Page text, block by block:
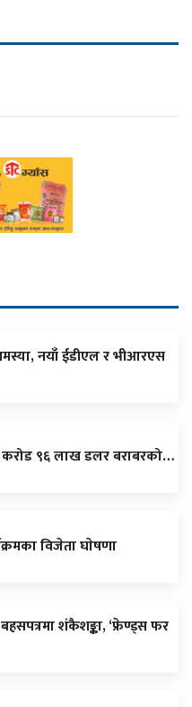
नयाँ ईडीएल र भीआरएस
९६ लाख डलर बराबरको…
विजेता घाेषणा
शंकैशङ्का, ‘फ्रेण्ड्स फर